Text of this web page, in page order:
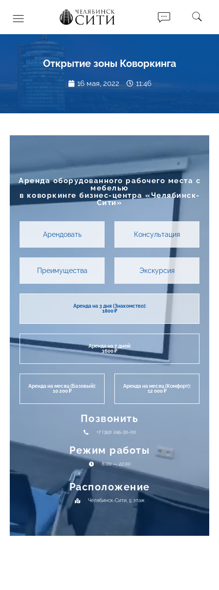
Открытие зоны Коворкинга
16 мая, 2022 11:46
Аренда оборудованного рабочего места с
мебелью
в коворкинге бизнес-центра «Челябинск-
Сити»
Арендовать Консультация
Преимущества Экскурсия
Аренда на 3 дня (Знакомство):
1800 ₽
Аренда на 7 дней:
3600 ₽
Аренда на месяц (Базовый):
10 200 ₽
Аренда на месяц (Комфорт):
12 000 ₽
Позвонить
+7 (351) 245-30-00
Режим работы
8:00 — 22:00
Расположение
Челябинск-Сити, 5 этаж